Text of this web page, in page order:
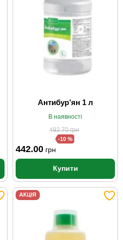
Антибур’ян 1 л
В наявності
492.70грн
-10 %
442.00 грн
Купити
АКЦІЯ